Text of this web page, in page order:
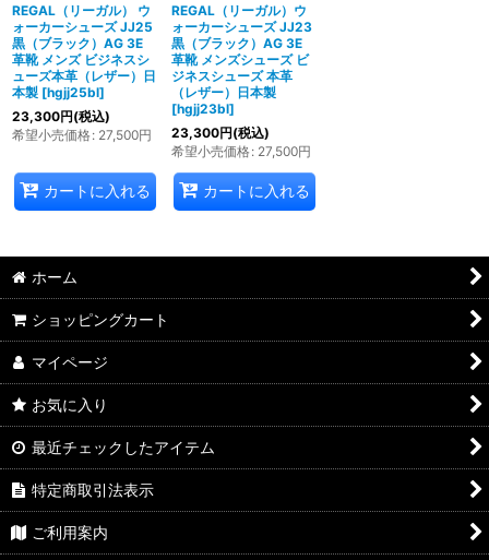
REGAL（リーガル） ウ
ォーカーシューズ JJ25
黒（ブラック）AG 3E
革靴 メンズ ビジネスシ
ューズ本革（レザー）日
本製 [hgjj25bl]
23,300円(税込)
希望小売価格: 27,500円
カートに入れる
REGAL（リーガル）ウ
ォーカーシューズ JJ23
黒（ブラック）AG 3E
革靴 メンズシューズ ビ
ジネスシューズ 本革
（レザー）日本製
[hgjj23bl]
23,300円(税込)
希望小売価格: 27,500円
カートに入れる
ホーム
ショッピングカート
マイページ
お気に入り
最近チェックしたアイテム
特定商取引法表示
ご利用案内